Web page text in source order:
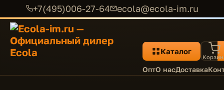
+7(495)006-27-64 ecola@ecola-im.ru
Каталог
ОптО насДоставка